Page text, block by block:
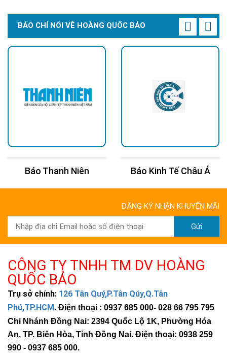
BÁO CHÍ NÓI VỀ HOÀNG QUỐC BẢO
Báo Thanh Niên Báo Kinh Tế Châu Á
ĐĂNG KÝ NHẬN KHUYẾN MÃI
Gửi
CÔNG TY TNHH TM DV HOÀNG
QUỐC BẢO
Trụ sở chính: 126 Tân Quý,P.Tân Qúy,Q.Tân
Phú,TP.HCM. Điện thoại : 0937 685 000- 028 66 795 795
Chi Nhánh Đồng Nai: 2394 Quốc Lộ 1K, Phường Hóa
An, TP. Biên Hòa, Tỉnh Đồng Nai. Điện thoại: 0938 259
990 - 0937 685 000.